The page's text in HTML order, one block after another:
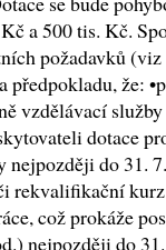
a 500 tis. Kč.
požadavků
že:
vzdělávací
dotace
do 31.
rekvalifikační
což prokáže
nejpozději do